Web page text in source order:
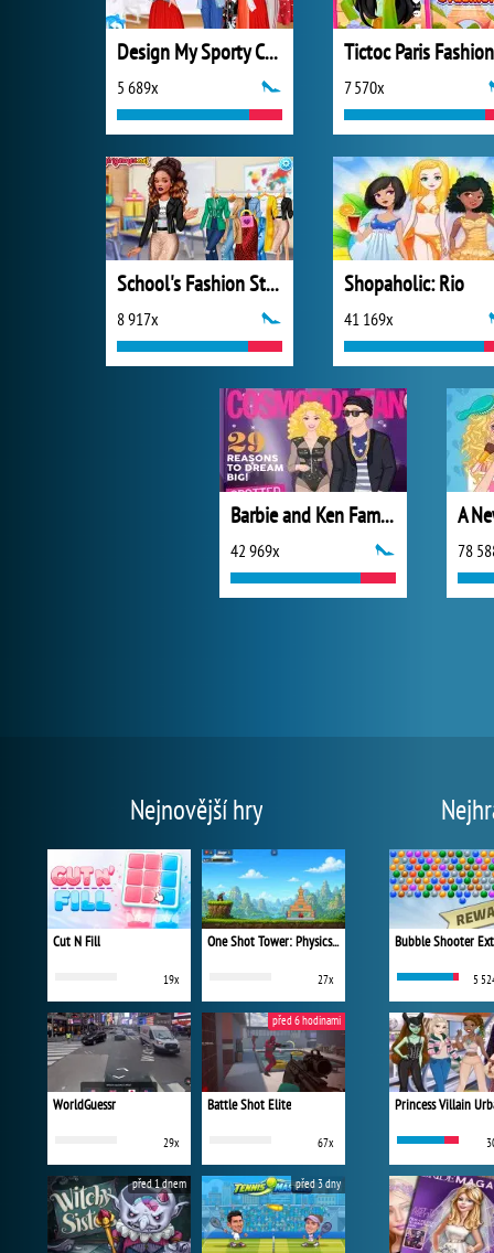
Design My Sporty Chic Outfit
5 689x
Tictoc Paris Fashion
7 570x
School's Fashion Stars
8 917x
Shopaholic: Rio
41 169x
Barbie and Ken Famous Couples Costume
42 969x 78
Nejnovější hry
Cut N Fill
19x
One Shot Tower: Physics Destroyer
27x
WorldGuessr
29x
Battle Shot Elite
67x
před 6 hodinami
před 1 dnem před 3 dny
Bubble Shooter
5